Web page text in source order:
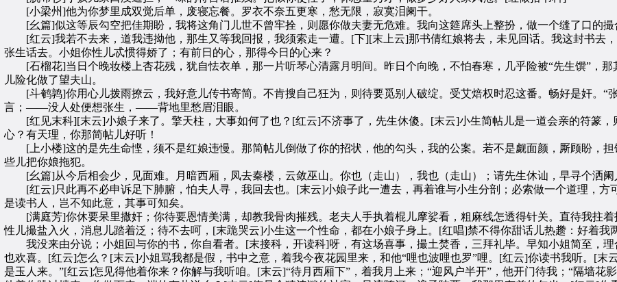
[小梁州]他为你梦里成双觉后单，废寝忘餐。罗衣不奈五更寒，愁无限，寂寞泪阑干。
[幺篇]似这等辰勾空把佳期盼，我将这角门儿世不曾牢拴，则愿你做夫妻无危难。我向这筵席头上整扮，做一个缝了口的撮
[红云]我若不去来，道我违拗他，那生又等我回报，我须索走一遭。[下][末上云]那书倩红娘将去，未见回话。我这封书去
张生话去。小姐你性儿忒惯得娇了；有前日的心，那得今日的心来？
[石榴花]当日个晚妆楼上杏花残，犹自怯衣单，那一片听琴心清露月明间。昨日个向晚，不怕春寒，几乎险被“先生馔”，那
儿险化做了望夫山。
[斗鹌鹑]你用心儿拨雨撩云，我好意儿传书寄简。不肯搜自己狂为，则待要觅别人破绽。受艾焙权时忍这番。畅好是奸。“
言；——没人处便想张生，——背地里愁眉泪眼。
[红见末科][末云]小娘子来了。擎天柱，大事如何了也？[红云]不济事了，先生休傻。[末云]小生简帖儿是一道会亲的符篆，
心？有天理，你那简帖儿好听！
[上小楼]这的是先生命悭，须不是红娘违慢。那简帖儿倒做了你的招状，他的勾头，我的公案。若不是觑面颜，厮顾盼，担
些儿把你娘拖犯。
[幺篇]从今后相会少，见面难。月暗西厢，凤去秦楼，云敛巫山。你也（走山），我也（走山）；请先生休讪，早寻个洒阑
[红云]只此再不必申诉足下肺腑，怕夫人寻，我回去也。[末云]小娘子此一遭去，再着谁与小生分剖；必索做一个道理，方
是读书人，岂不知此意，其事可知矣。
[满庭芳]你休要呆里撒奸；你待要恩情美满，却教我骨肉摧残。老夫人手执着棍儿摩娑看，粗麻线怎透得针关。直待我拄着
性儿撮盐入火，消息儿踏着泛；待不去呵，[末跪哭云]小生这一个性命，都在小娘子身上。[红唱]禁不得你甜话儿热趱：好着我
我没来由分说；小姐回与你的书，你自看者。[末接科，开读科]呀，有这场喜事，撮土焚香，三拜礼毕。早知小姐简至，理
也欢喜。[红云]怎么？[末云]小姐骂我都是假，书中之意，着我今夜花园里来，和他“哩也波哩也罗”哩。[红云]你读书我听。[末
是玉人来。”[红云]怎见得他着你来？你解与我听咱。[末云]“待月西厢下”，着我月上来；“迎风户半开”，他开门待我；“隔墙花